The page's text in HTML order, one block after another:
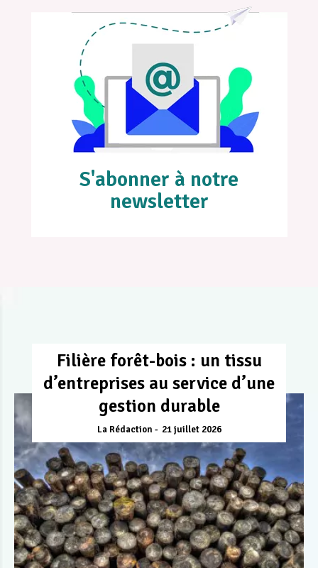
S'abonner à notre
newsletter
Filière forêt-bois : un tissu
d’entreprises au service d’une
gestion durable
La Rédaction 21 juillet 2026